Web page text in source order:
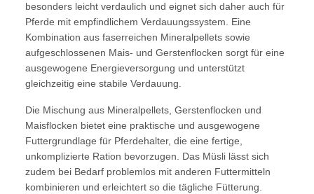
besonders leicht verdaulich und eignet sich daher auch für
Pferde mit empfindlichem Verdauungssystem. Eine
Kombination aus faserreichen Mineralpellets sowie
aufgeschlossenen Mais- und Gerstenflocken sorgt für eine
ausgewogene Energieversorgung und unterstützt
gleichzeitig eine stabile Verdauung.
Die Mischung aus Mineralpellets, Gerstenflocken und
Maisflocken bietet eine praktische und ausgewogene
Futtergrundlage für Pferdehalter, die eine fertige,
unkomplizierte Ration bevorzugen. Das Müsli lässt sich
zudem bei Bedarf problemlos mit anderen Futtermitteln
kombinieren und erleichtert so die tägliche Fütterung.